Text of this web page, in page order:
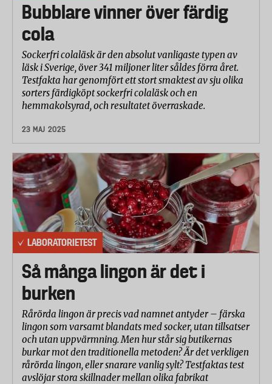
Bubblare vinner över färdig
cola
Sockerfri colaläsk är den absolut vanligaste typen av
läsk i Sverige, över 341 miljoner liter såldes förra året.
Testfakta har genomfört ett stort smaktest av sju olika
sorters färdigköpt sockerfri colaläsk och en
hemmakolsyrad, och resultatet överraskade.
23 MAJ 2025
LABORATORIETEST
Så många lingon är det i
burken
Rårörda lingon är precis vad namnet antyder – färska
lingon som varsamt blandats med socker, utan tillsatser
och utan uppvärmning. Men hur står sig butikernas
burkar mot den traditionella metoden? Är det verkligen
rårörda lingon, eller snarare vanlig sylt? Testfaktas test
avslöjar stora skillnader mellan olika fabrikat